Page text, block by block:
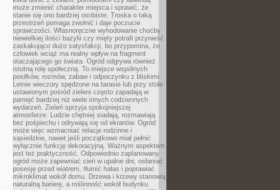
może zmienić charakter miejsca i sprawić, że
stanie się ono bardziej osobiste. Troska o taką
przestrzeń pomaga zwolnić i daje poczucie
sprawczości. Własnoręczne wyhodowanie choćby
niewielkiej ilości bazylii czy mięty potrafi przynieść
zaskakująco dużo satysfakcji, bo przypomina, że
człowiek wciąż ma realny wpływ na fragment
otaczającego go świata. Ogród odgrywa również
istotną rolę społeczną. To miejsce wspólnych
posiłków, rozmów, zabaw i odpoczynku z bliskimi.
Letnie wieczory spędzone na tarasie lub przy stole
ustawionym pośród zieleni często zapadają w
pamięć bardziej niż wiele innych codziennych
wydarzeń. Zieleń sprzyja spokojniejszej
atmosferze. Ludzie chętniej siadają, rozmawiają
bez pośpiechu i odrywają się od ekranów. Ogród
może więc wzmacniać relacje rodzinne i
sąsiedzkie, nawet jeśli początkowo miał pełnić
wyłącznie funkcję dekoracyjną. Ważnym aspektem
jest też praktyczność. Odpowiednio zaplanowany
ogród może zapewniać cień w upalne dni, osłaniać
posesję przed wiatrem, tłumić hałas i poprawiać
mikroklimat wokół domu. Drzewa i krzewy stanowią
naturalną barierę, a roślinność wokół budynku